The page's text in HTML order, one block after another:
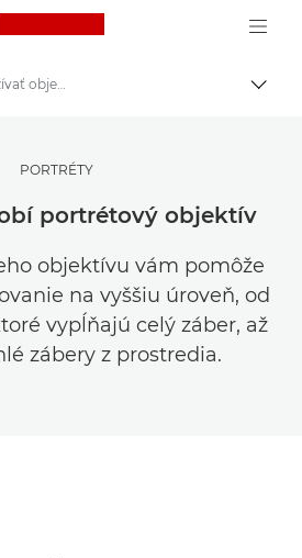
Canon Logo, back to
Inšpirujte sa | Tipy na fotografovanie, tlač a návody pre kupujúcich
Rady a techniky fotografovania a tlače
Rady a triky ako používať objektív na výšku
PORTRÉTY
portrétový objektív
objektívu vám pomôže
na vyššiu úroveň, od
vypĺňajú celý záber, až
zábery z prostredia.